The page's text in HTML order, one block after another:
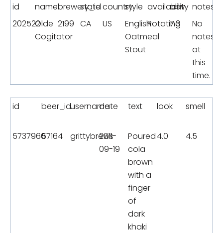
id namebrewery_id
statecountrystyle availability
abv
notes
202522Olde
Cogitator
2199 CA US
English
Oatmeal
Stout
Rotating
7.3
No
notes
at
this
time.
id beer_idusername
date text look smell
573796657164 grittybrews
2011-
09-19
Poured
cola
brown
with a
finger
of
dark
khaki
4.0 4.5